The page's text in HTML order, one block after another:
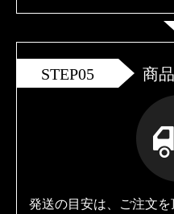
STEP05 商品
発送の目安は、ご注文